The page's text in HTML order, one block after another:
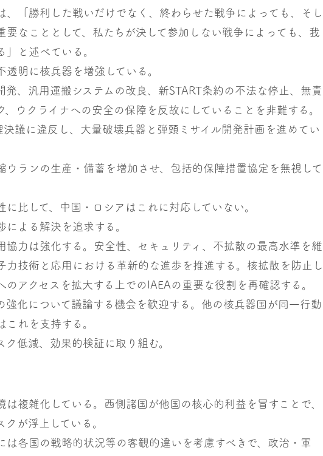
、「勝利した戦いだけでなく、終わらせた戦争によっても、そし
要なこととして、私たちが決して参加しない戦争によっても、我
」と述べている。
透明に核兵器を増強している。
発、汎用運搬システムの改良、新START条約の不法な停止、無責
、ウクライナへの安全の保障を反故にしていることを非難する。
決議に違反し、大量破壊兵器と弾頭ミサイル開発計画を進めてい
ウランの生産・備蓄を増加させ、包括的保障措置協定を無視して
に比して、中国・ロシアはこれに対応していない。
による解決を追求する。
協力は強化する。安全性、セキュリティ、不拡散の最高水準を維
力技術と応用における革新的な進歩を推進する。核拡散を防止し
のアクセスを拡大する上でのIAEAの重要な役割を再確認する。
強化について議論する機会を歓迎する。他の核兵器国が同一行動
これを支持する。
ク低減、効果的検証に取り組む。
は複雑化している。西側諸国が他国の核心的利益を冒すことで、
が浮上している。
は各国の戦略的状況等の客観的違いを考慮すべきで、政治・軍